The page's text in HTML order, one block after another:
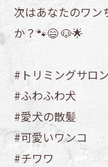
次はあなたのワン
か？🐾😄 🐶🌟
#トリミングサロン
#ふわふわ犬
#愛犬の散髪
#可愛いワンコ
#チワワ